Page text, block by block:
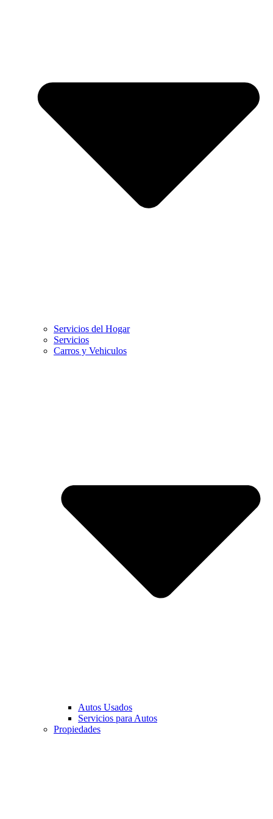
Servicios del Hogar
Servicios
Carros y Vehiculos
Autos Usados
Servicios para Autos
Propiedades